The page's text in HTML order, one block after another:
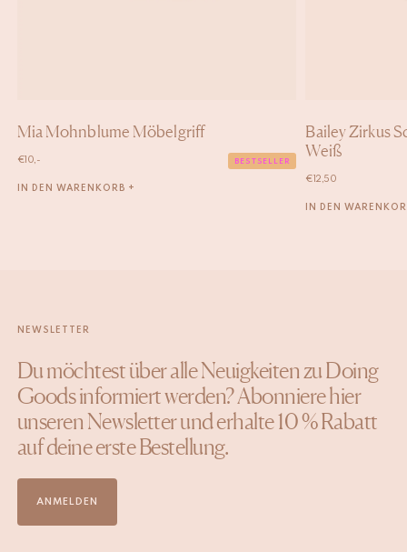
Mia Mohnblume Möbelgriff
€ 10,- BESTSELLER
IN DEN WARENKORB +
Bailey Zirkus
Weiß
€ 12,50
IN DEN
NEWSLETTER
Du möchtest über alle Neuigkeiten zu Doing
Goods informiert werden? Abonniere hier
unseren Newsletter und erhalte 10 % Rabatt
auf deine erste Bestellung.
ANMELDEN